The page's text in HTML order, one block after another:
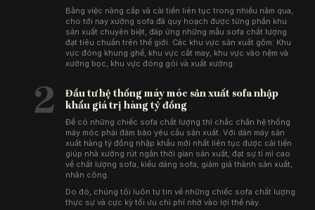
Bằng việc nâng cấp và cải tiến liên tục trong nhiều năm qua,
cho tới nay xưởng sofa đã quy hoạch được từng phần khu
sản xuất chuyên biệt, đáp ứng những mẫu sofa chất lượng
đạt tiêu chuẩn trên thế giới. Các khu vực sản xuất gồm: Khu
vực đóng khung ghế, khu vực cắt may, khu vực vào nệm và
xưởng bọc, khu vực đóng gói và xuất xưởng.
2
Đầu tư hệ thống máy móc sản xuất sofa nhập
khẩu giá trị hàng tỷ đồng
Để có những chiếc sofa chất lượng thì chắc chắn hệ thống
máy móc phải đảm bảo yêu cầu sản xuất. Với dàn máy sản
xuất hàng tỷ đồng nhập khẩu mới nhất liên tục được cải tiến
giúp nhà xưởng rút ngắn thời gian sản xuất, đạt sự tỉ mỉ cao
về chất lượng sofa, kiểu dáng sofa, giảm giá thành sản xuất,
nhân công.
Do đó, chúng tôi luôn tự tin về những chiếc sofa chất lượng
thực sự và cực kỳ tối ưu chi phí nhờ vào lợi thế này.